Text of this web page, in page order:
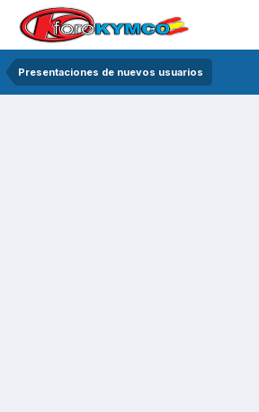
Presentaciones de nuevos usuarios